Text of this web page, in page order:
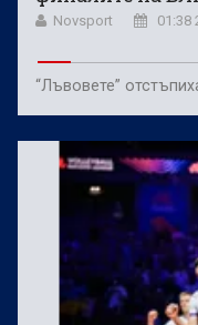
Novsport 01:38
“Лъвовете”